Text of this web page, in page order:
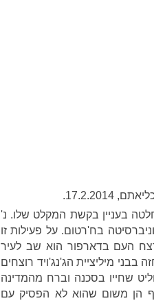
בעניין בקשת המקלט שלו. נ'
בח'רטום. על פעילות זו
העם בדארפור הוא שב לעיר
מיליציית הג'נג'ויד רוצחים
שחייו בסכנה וברח מהמדינה
הן משום שהוא לא הפסיק עם